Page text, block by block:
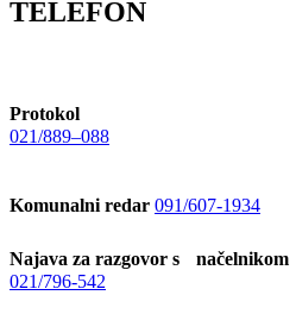
TELEFON
Protokol
021/889–088
Komunalni redar 091/607-1934
Najava za razgovor s načelnikom
021/796-542